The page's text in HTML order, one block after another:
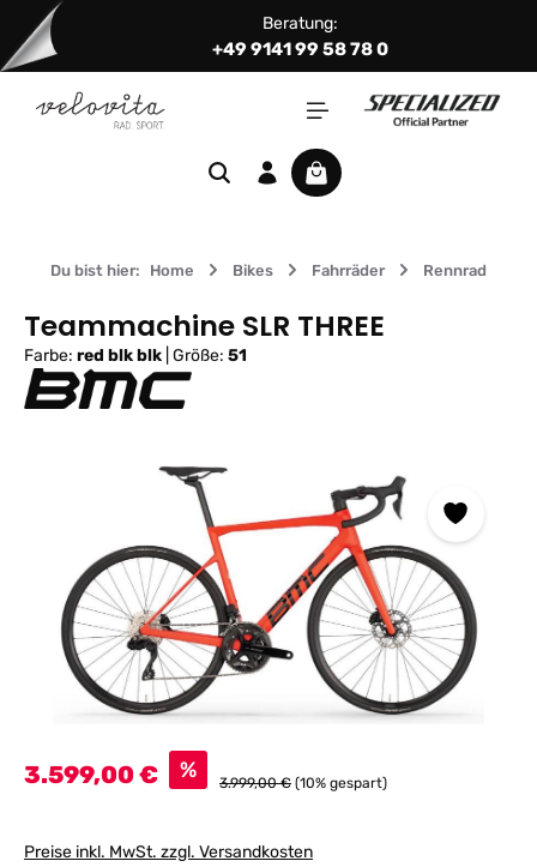
Zum Hauptinhalt springen Beratung:
+49 9141 99 58 78 0
Warenkorb enthält 0
Du bist hier: Home Bikes Fahrräder Rennrad
Teammachine SLR THREE
Farbe: red blk blk Größe: 51
Bildergalerie überspringen
Verkaufspreis:
3.599,00 € % Regulärer Preis:
3.999,00 € (10% gespart)
Preise inkl. MwSt. zzgl. Versandkosten